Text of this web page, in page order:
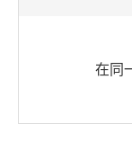
在同